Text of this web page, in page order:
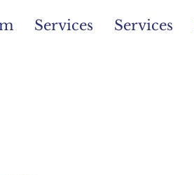
Services Services